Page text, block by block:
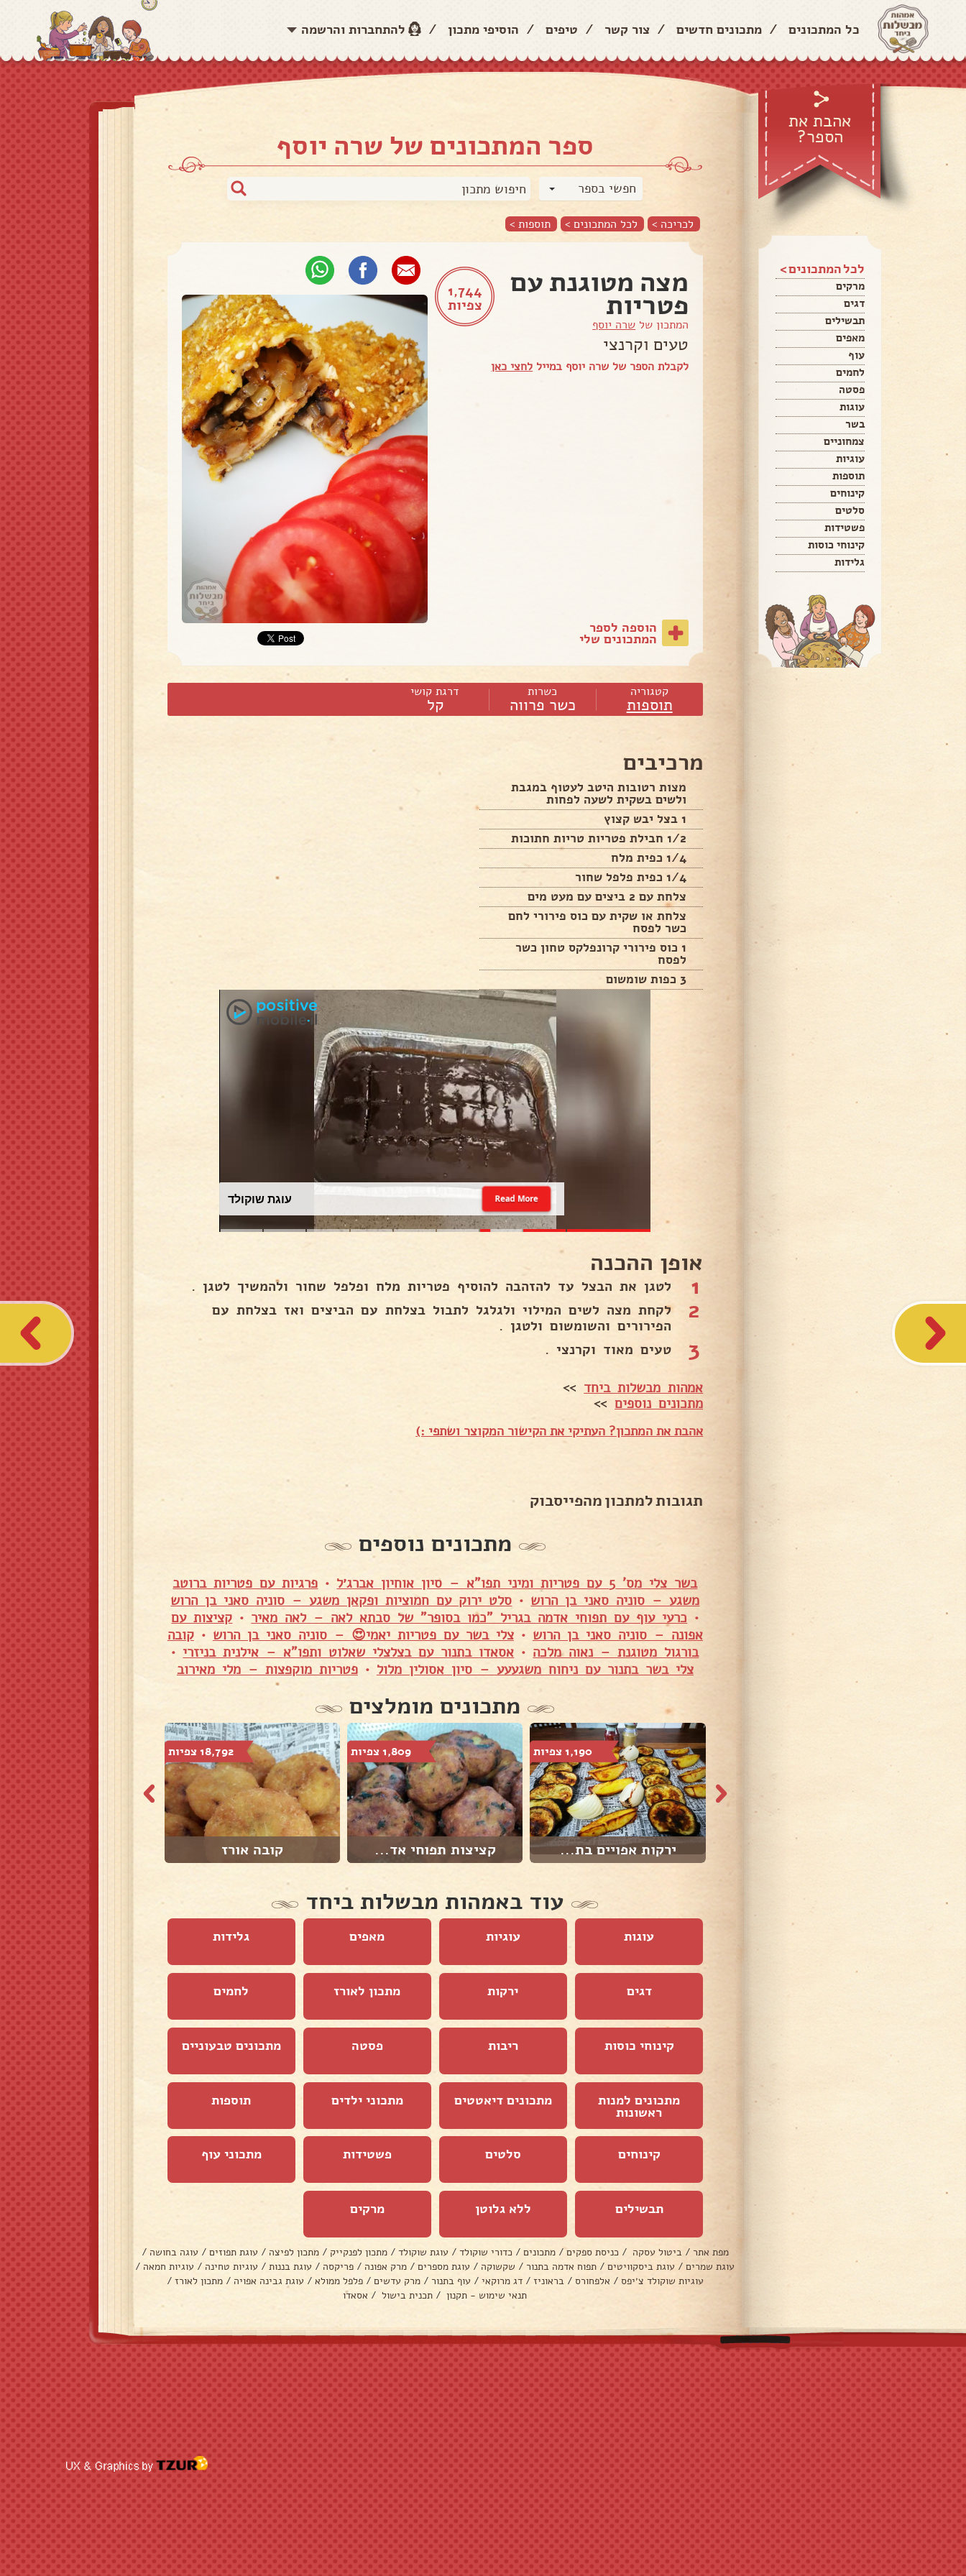
כל המתכונים / מתכונים חדשים / צור קשר / טיפים / הוסיפי מתכון / להתחברות והרשמה
אהבת את
הספר?
לכל המתכונים >
מרקים
דגים
תבשילים
מאפים
עוף
לחמים
פסטה
עוגות
בשר
צמחוניים
עוגיות
תוספות
קינוחים
סלטים
פשטידות
קינוחי כוסות
גלידות
ספר המתכונים של שרה יוסף
חפשי בספר
לכריכה > לכל המתכונים > תוספות >
1,744
צפיות
מצה מטוגנת עם
פטריות
המתכון של שרה יוסף
טעים וקרנצי
לקבלת הספר של שרה יוסף במייל לחצי כאן
הוספה לספר
המתכונים שלי
קטגוריה
תוספות
כשרות
כשר פרווה
דרגת קושי
קל
מרכיבים
מצות רטובות היטב לעטוף במגבת
ולשים בשקית לשעה לפחות
1 בצל יבש קצוץ
1/2 חבילת פטריות טריות חתוכות
1/4 כפית מלח
1/4 כפית פלפל שחור
צלחת עם 2 ביצים עם מעט מים
צלחת או שקית עם כוס פירורי לחם
כשר לפסח
1 כוס פירורי קרונפלקס טחון כשר
לפסח
3 כפות שומשום
עוגת שוקולד Read More
אופן ההכנה
1 לטגן את הבצל עד להזהבה להוסיף פטריות מלח ופלפל שחור ולהמשיך לטגן .
2
לקחת מצה לשים המילוי ולגלגל לתבול בצלחת עם הביצים ואז בצלחת עם
הפירורים והשומשום ולטגן .
3 טעים מאוד וקרנצי .
אמהות מבשלות ביחד >>
מתכונים נוספים>>
אהבת את המתכון? העתיקי את הקישור המקוצר ושתפי :)
תגובות למתכון מהפייסבוק
מתכונים נוספים
בשר צלי מס' 5 עם פטריות ומיני תפו"א – סיון אוחיון אברג׳ל • פרגיות עם פטריות ברוטב
משגע – סוניה סאני בן הרוש • סלט ירוק עם חמוציות ופקאן משגע – סוניה סאני בן הרוש
• כרעי עוף עם תפוחי אדמה בגריל "כמו בסופר" של סבתא לאה – לאה מאיר • קציצות עם
אפונה – סוניה סאני בן הרוש •צלי בשר עם פטריות יאמי😍 – סוניה סאני בן הרוש •קובה
בורגול מטוגנת – נאוה מלכה • אסאדו בתנור עם בצלצלי שאלוט ותפו"א – אילנית בניזרי •
צלי בשר בתנור עם ניחוח משגעעע – סיון אסולין מלול •פטריות מוקפצות – מלי מאירוב
מתכונים מומלצים
1,190 צפיות
ירקות אפויים בת...
1,809 צפיות
קציצות תפוחי אד...
18,792 צפיות
קובה אורז
עוד באמהות מבשלות ביחד
עוגות עוגיות מאפים גלידות
דגים ירקות מתכון לאורז לחמים
קינוחי כוסות ריבות פסטה מתכונים טבעוניים
מתכונים למנות
ראשונות
מתכונים דיאטטים מתכוני ילדים תוספות
קינוחים סלטים פשטידות מתכוני עוף
תבשילים ללא גלוטן מרקים
מפת אתר / ביטול עסקה / כניסת ספקים / מתכונים / כדורי שוקולד / עוגת שוקולד / מתכון לפנקייק / מתכון לפיצה / עוגת תפוזים / עוגה בחושה /
עוגת שמרים / עוגת ביסקוויטים / תפוח אדמה בתנור / שקשוקה / עוגת מספרים / מרק אפונה / פריקסה / עוגת בננות / עוגיות טחינה / עוגיות חמאה /
עוגיות שוקולד צ׳יפס / אלפחורס / בראוניז / דג מרוקאי / עוף בתנור / מרק עדשים / פלפל ממולא / עוגת גבינה אפויה / מתכון לאורז /
תנאי שימוש - תקנון / תכנית בישול / אסאדו